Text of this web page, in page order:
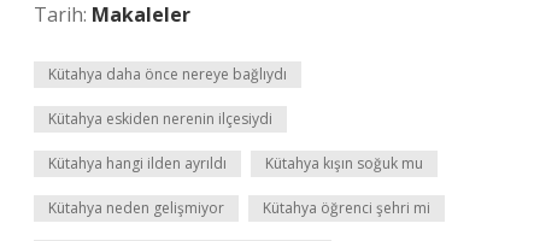
Tarih: Makaleler
Kütahya daha önce nereye bağlıydı
Kütahya eskiden nerenin ilçesiydi
Kütahya hangi ilden ayrıldı Kütahya kışın soğuk mu
Kütahya neden gelişmiyor Kütahya öğrenci şehri mi